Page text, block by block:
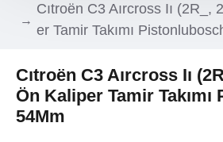
Cıtroën C3 Aırcross Iı
er Tamir Takımı
Cıtroën C3 Aırcross Iı
Ön Kaliper Tamir
54Mm